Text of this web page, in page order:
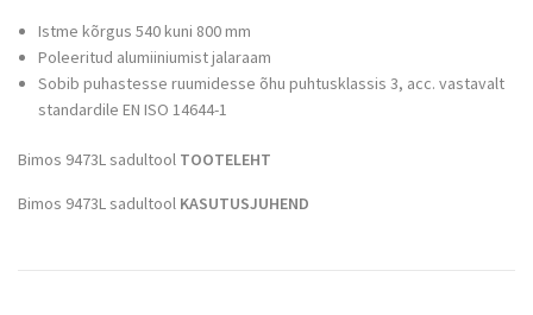
Istme kõrgus 540 kuni 800 mm
Poleeritud alumiiniumist jalaraam
Sobib puhastesse ruumidesse õhu puhtusklassis 3, acc. vastavalt
standardile EN ISO 14644-1
Bimos 9473L sadultool TOOTELEHT
Bimos 9473L sadultool KASUTUSJUHEND